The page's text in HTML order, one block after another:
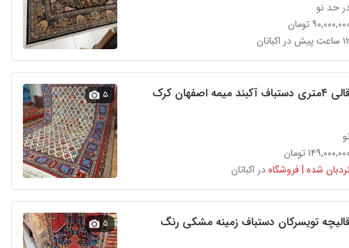
حد نو
۹۰,۰۰۰,۰۰۰ تومان
در اکباتان
قالی ۴متری دستباف آکبند میمه اصفهان کرک
نو
۱۴۹,۰۰۰,۰۰۰ تومان
نردبان شده | فروشگاهدر اکباتان
۵
قالیچه تویسرکان دستباف زمینه مشکی رنگ ۵